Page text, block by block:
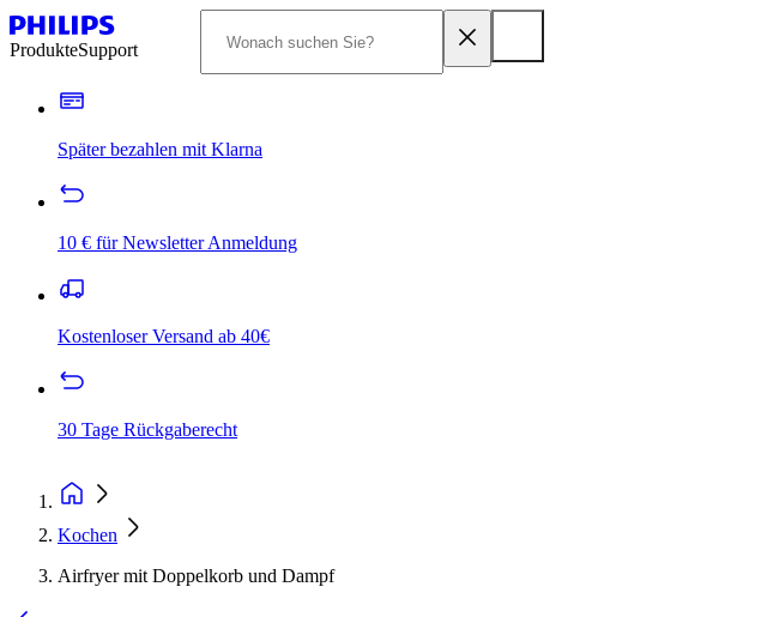
ProdukteSupport
Später bezahlen mit Klarna
10 € für Newsletter Anmeldung
Kostenloser Versand ab 40€
30 Tage Rückgaberecht
Kochen
Airfryer mit Doppelkorb und Dampf